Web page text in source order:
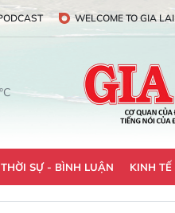
WELCOME TO GIA LAI
THỜI SỰ - BÌNH LUẬN KINH TẾ